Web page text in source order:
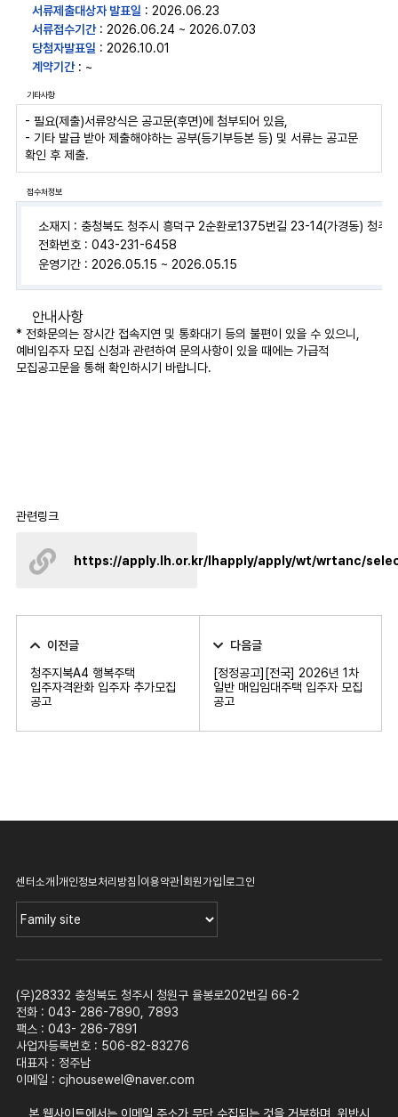
서류제출대상자 발표일 : 2026.06.23
서류접수기간: 2026.06.24 ~ 2026.07.03
당첨자발표일 : 2026.10.01
계약기간: ~
기타사항
- 필요(제출)서류양식은 공고문(후면)에 첨부되어 있음,
- 기타 발급 받아 제출해야하는 공부(등기부등본 등) 및 서류는 공고문
확인 후 제출.
접수처정보
소재지 : 충청북도 청주시 흥덕구 2순환로1375번길 23-14(가경동) 청주
전화번호 : 043-231-6458
운영기간 : 2026.05.15 ~ 2026.05.15
안내사항
* 전화문의는 장시간 접속지연 및 통화대기 등의 불편이 있을 수 있으니,
예비입주자 모집 신청과 관련하여 문의사항이 있을 때에는 가급적
모집공고문을 통해 확인하시기 바랍니다.
관련링크
https://apply.lh.or.kr/lhapply/apply/wt/wrtanc/
이전글
청주지북A4 행복주택
입주자격완화 입주자 추가모집
공고
다음글
[정정공고][전국] 2026년 1차
일반 매입임대주택 입주자 모집
공고
센터소개 개인정보처리방침 이용약관| 회원가입 로그인
(우)28332 충청북도 청주시 청원구 율봉로202번길 66-2
전화 : 043- 286-7890, 7893
팩스 : 043- 286-7891
사업자등록번호 : 506-82-83276
대표자 : 정주남
이메일 : cjhousewel@naver.com
본 웹사이트에서는 이메일 주소가 무단 수집되는 것을 거부하며, 위반시